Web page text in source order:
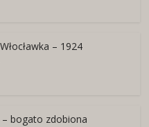
– 1924
bogato zdobiona